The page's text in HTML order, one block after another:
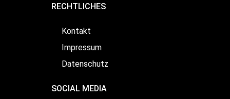
RECHTLICHES
Kontakt
Impressum
Datenschutz
SOCIAL MEDIA